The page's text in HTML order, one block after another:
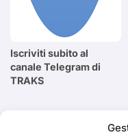
Iscriviti subito al
canale Telegram di
TRAKS